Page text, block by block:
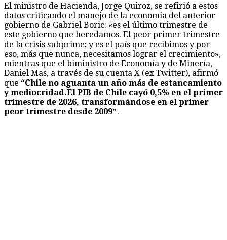
El ministro de Hacienda, Jorge Quiroz, se refirió a estos
datos criticando el manejo de la economía del anterior
gobierno de Gabriel Boric: «es el último trimestre de
este gobierno que heredamos. El peor primer trimestre
de la crisis subprime; y es el país que recibimos y por
eso, más que nunca, necesitamos lograr el crecimiento»,
mientras que el biministro de Economía y de Minería,
Daniel Mas, a través de su cuenta X (ex Twitter), afirmó
que “Chile no aguanta un año más de estancamiento
y mediocridad.El PIB de Chile cayó 0,5% en el primer
trimestre de 2026, transformándose en el primer
peor trimestre desde 2009″.